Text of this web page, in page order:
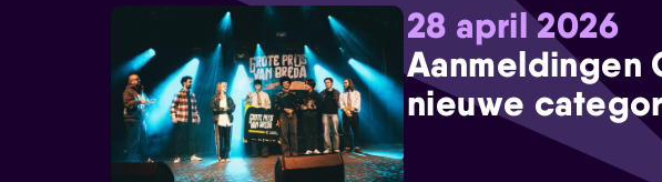
28 april 2026
Aanmeldingen
nieuwe